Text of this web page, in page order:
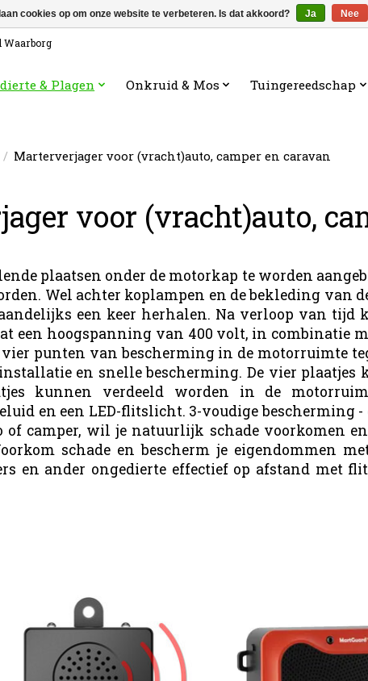
Waarborg
& Plagen Onkruid & Mos Tuingereedschap
/ Marterverjager voor (vracht)auto, camper en caravan
voor (vracht)auto,
plaatsen onder de motorkap te worden
Wel achter koplampen en de bekleding van
een keer herhalen. Na verloop van tijd
een hoogspanning van 400 volt, in combinatie
vier punten van bescherming in de motorruimte
installatie en snelle bescherming. De vier
kunnen verdeeld worden in de
en een LED-flitslicht. 3-voudige bescherming
camper, wil je natuurlijk schade voorkomen
schade en bescherm je eigendommen
en ander ongedierte effectief op afstand met
cookies op om onze website te verbeteren. Is dat akkoord? Ja Nee